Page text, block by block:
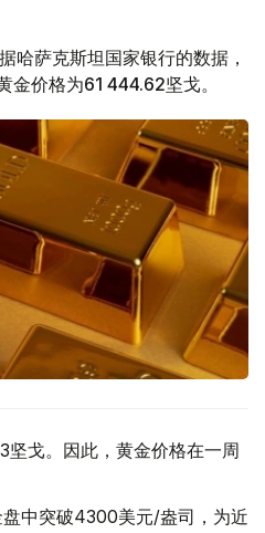
哈萨克斯坦国家银行的数据，
价格为61 444.62坚戈。
坚戈。因此，黄金价格在一周
中突破4300美元/盎司，为近